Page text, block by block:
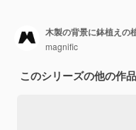
木製の背景に鉢植えの
magnific
このシリーズの他の作品